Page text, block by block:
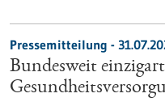
Pressemitteilung -
Bundesweit